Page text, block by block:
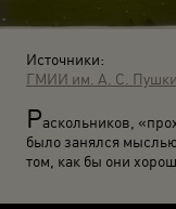
Источники:
ГМИИ им. А. С.
Раскольников,
было занялся
том, как бы они